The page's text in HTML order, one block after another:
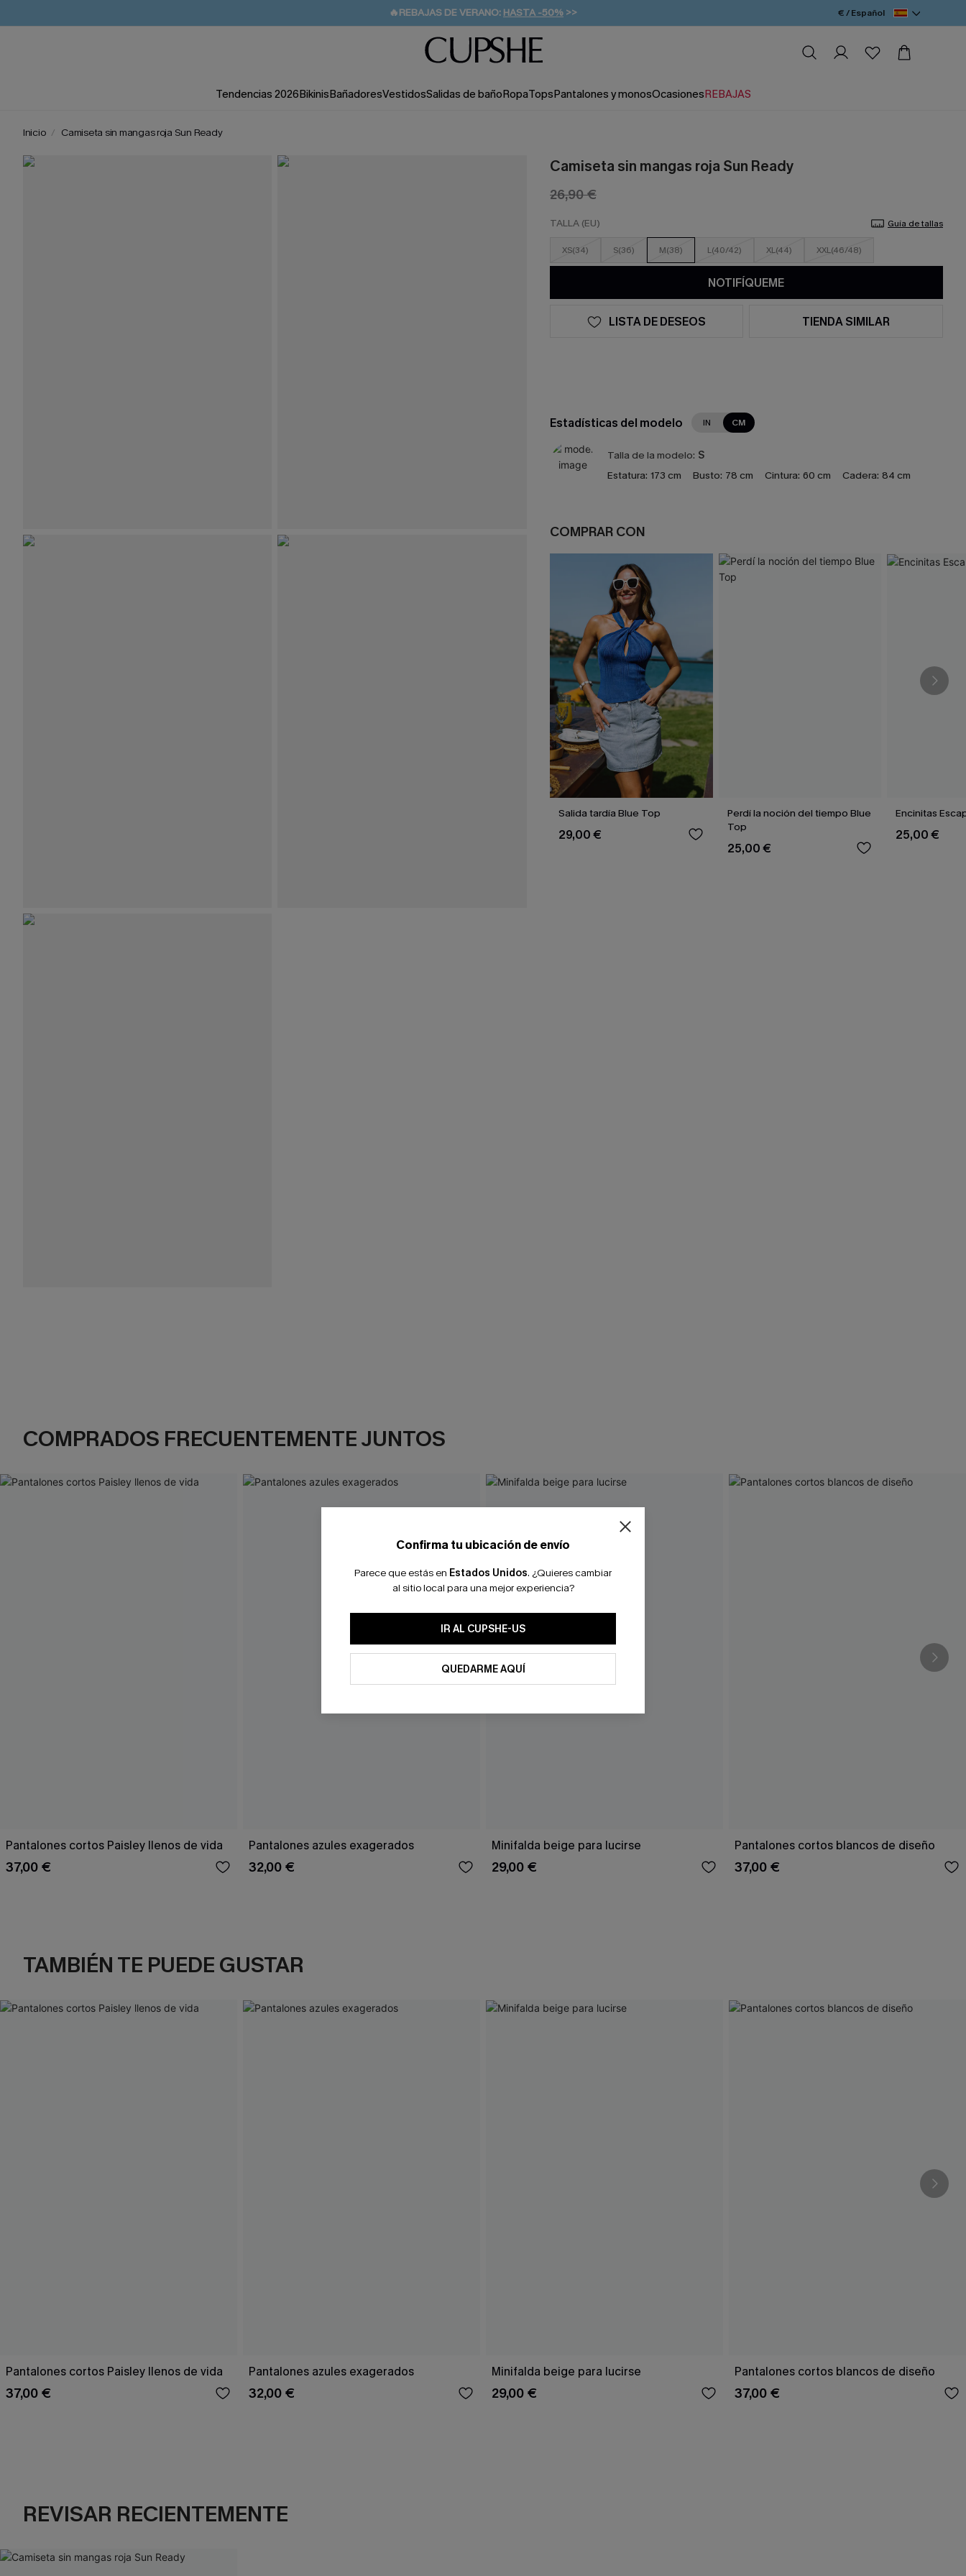
👒PROMOCIÓN DE VERANO:-10% EN 2 VESTIDOS
💌¡SUSCRIBIRSE & GANAR -10% EXTRA!
🚚ENVÍO GRATUITO A PARTIR DE 49 € >>
€ / Español
Tendencias 2026BikinisBañadoresVestidosSalidas de bañoRopaTopsPantalones y monosOcasionesREBAJAS
Inicio Camiseta sin mangas roja Sun Ready
Camiseta sin mangas roja Sun Ready
26,90 €
TALLA (EU) Guía de tallas
XS(34) S(36) M(38) L(40/42) XL(44) XXL(46/48)
NOTIFÍQUEME
LISTA DE DESEOS TIENDA SIMILAR
Estadísticas del modelo IN CM
Talla de la modelo: S
Estatura: 173 cm Busto: 78 cm Cintura: 60 cm Cadera: 84 cm
COMPRAR CON
Salida tardía Blue Top
29,00 €
Perdí la noción del tiempo Blue
Top
25,00 €
Encinitas
25,00 €
COMPRADOS FRECUENTEMENTE JUNTOS
Pantalones cortos Paisley llenos de vida
37,00 €
Pantalones azules exagerados
32,00 €
Minifalda beige para lucirse
29,00 €
Pantalones cortos blancos de diseño
37,00 €
TAMBIÉN TE PUEDE GUSTAR
Pantalones cortos Paisley llenos de vida
37,00 €
Pantalones azules exagerados
32,00 €
Minifalda beige para lucirse
29,00 €
Pantalones cortos blancos de diseño
37,00 €
REVISAR RECIENTEMENTE
Confirma tu ubicación de envío
Parece que estás en Estados Unidos. ¿Quieres cambiar
al sitio local para una mejor experiencia?
IR AL CUPSHE-US
QUEDARME AQUÍ